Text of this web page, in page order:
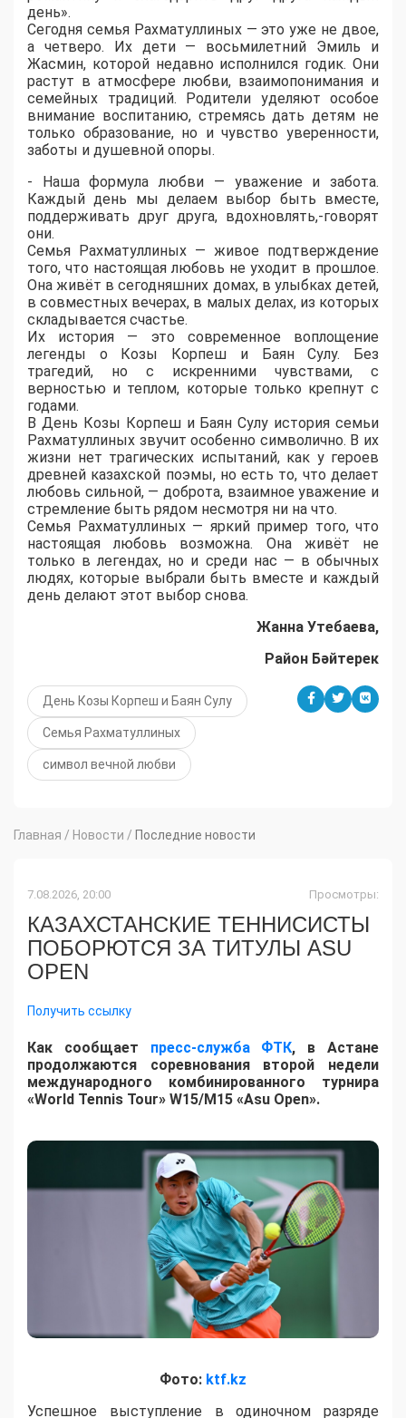
день».
Сегодня семья Рахматуллиных — это уже не двое,
а четверо. Их дети — восьмилетний Эмиль и
Жасмин, которой недавно исполнился годик. Они
растут в атмосфере любви, взаимопонимания и
семейных традиций. Родители уделяют особое
внимание воспитанию, стремясь дать детям не
только образование, но и чувство уверенности,
заботы и душевной опоры.
- Наша формула любви — уважение и забота.
Каждый день мы делаем выбор быть вместе,
поддерживать друг друга, вдохновлять,-говорят
они.
Семья Рахматуллиных — живое подтверждение
того, что настоящая любовь не уходит в прошлое.
Она живёт в сегодняшних домах, в улыбках детей,
в совместных вечерах, в малых делах, из которых
складывается счастье.
Их история — это современное воплощение
легенды о Козы Корпеш и Баян Сулу. Без
трагедий, но с искренними чувствами, с
верностью и теплом, которые только крепнут с
годами.
В День Козы Корпеш и Баян Сулу история семьи
Рахматуллиных звучит особенно символично. В их
жизни нет трагических испытаний, как у героев
древней казахской поэмы, но есть то, что делает
любовь сильной, — доброта, взаимное уважение и
стремление быть рядом несмотря ни на что.
Семья Рахматуллиных — яркий пример того, что
настоящая любовь возможна. Она живёт не
только в легендах, но и среди нас — в обычных
людях, которые выбрали быть вместе и каждый
день делают этот выбор снова.
Жанна Утебаева,
Район Бәйтерек
День Козы Корпеш и Баян Сулу
Семья Рахматуллиных
символ вечной любви
Главная / Новости / Последние новости
7.08.2026, 20:00 Просмотры:
КАЗАХСТАНСКИЕ ТЕННИСИСТЫ
ПОБОРЮТСЯ ЗА ТИТУЛЫ ASU
OPEN
Получить ссылку
Как сообщает пресс-служба ФТК, в Астане
продолжаются соревнования второй недели
международного комбинированного турнира
«World Tennis Tour» W15/M15 «Asu Open».
Фото: ktf.kz
Успешное выступление в одиночном разряде